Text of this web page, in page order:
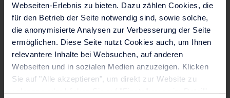
Webseiten-Erlebnis zu bieten. Dazu zählen Cookies, die
für den Betrieb der Seite notwendig sind, sowie solche,
die anonymisierte Analysen zur Verbesserung der Seite
ermöglichen. Diese Seite nutzt Cookies auch, um Ihnen
relevantere Inhalte bei Websuchen, auf anderen
Webseiten und in sozialen Medien anzuzeigen. Klicken
Sie auf "Alle akzeptieren", um direkt zur Website zu
Entwickelt für große Teams und stark
frequentierte Bereiche, sorgt unser modernstes
System für reines und großartig schmeckendes
Wasser – jederzeit und ohne Aufwand. Wählen Sie
aus sechs Wasseroptionen für jeden
Geschmack: Ungekühlt Still, Gekühlt Sprudel,
Gekühlt Still, Heiß, Extra Heiß, Gekühlt Medium